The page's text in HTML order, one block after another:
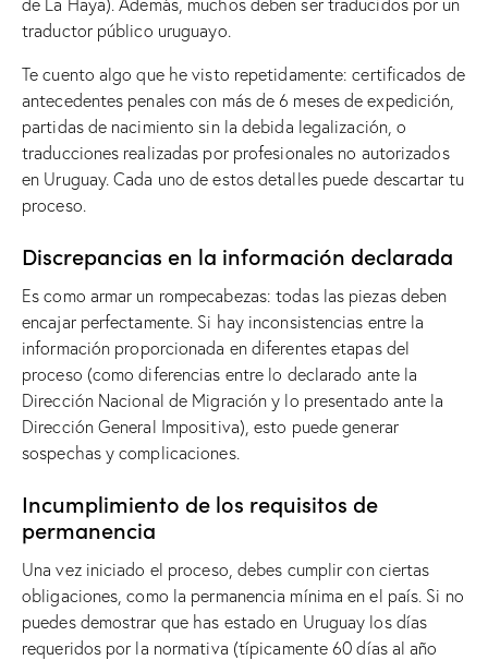
traductor público uruguayo.
Te cuento algo que he visto repetidamente: certificados de
antecedentes penales con más de 6 meses de expedición,
partidas de nacimiento sin la debida legalización, o
traducciones realizadas por profesionales no autorizados
en Uruguay. Cada uno de estos detalles puede descartar tu
proceso.
Discrepancias en la información declarada
Es como armar un rompecabezas: todas las piezas deben
encajar perfectamente. Si hay inconsistencias entre la
información proporcionada en diferentes etapas del
proceso (como diferencias entre lo declarado ante la
Dirección Nacional de Migración y lo presentado ante la
Dirección General Impositiva), esto puede generar
sospechas y complicaciones.
Incumplimiento de los requisitos de
permanencia
Una vez iniciado el proceso, debes cumplir con ciertas
obligaciones, como la permanencia mínima en el país. Si no
puedes demostrar que has estado en Uruguay los días
requeridos por la normativa (típicamente 60 días al año